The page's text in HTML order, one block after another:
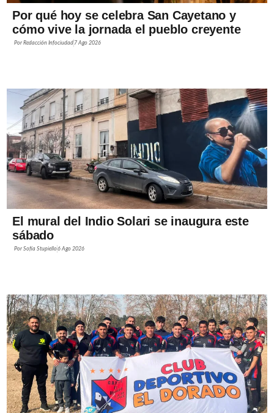
Por qué hoy se celebra San Cayetano y
cómo vive la jornada el pueblo creyente
PorRedacción Infociudad 7 Ago 2026
El mural del Indio Solari se inaugura este
sábado
PorSofía Stupiello6 Ago 2026